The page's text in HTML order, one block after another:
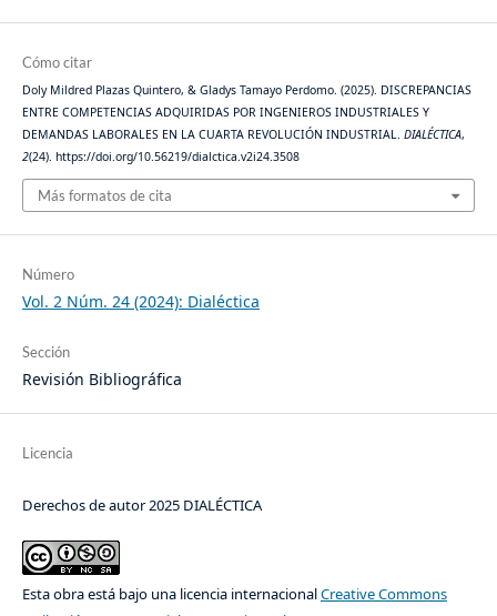
Cómo citar
Doly Mildred Plazas Quintero, & Gladys Tamayo Perdomo. (2025). DISCREPANCIAS
ENTRE COMPETENCIAS ADQUIRIDAS POR INGENIEROS INDUSTRIALES Y
DEMANDAS LABORALES EN LA CUARTA REVOLUCIÓN INDUSTRIAL. DIALÉCTICA,
2(24). https://doi.org/10.56219/dialctica.v2i24.3508
Más formatos de cita
Número
Vol. 2 Núm. 24 (2024): Dialéctica
Sección
Revisión Bibliográfica
Licencia
Derechos de autor 2025 DIALÉCTICA
Esta obra está bajo una licencia internacionalCreative Commons